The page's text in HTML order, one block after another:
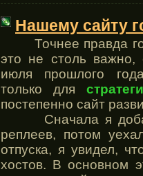
Нашему сайту
Точнее правда
это не столь важно,
июля прошлого
только для
постепенно сайт
Сначала я
реплеев, потом
отпуска, я увидел,
хостов. В основном